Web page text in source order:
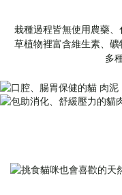
栽種過程皆無使用農藥
草植物裡富含維生素、
多